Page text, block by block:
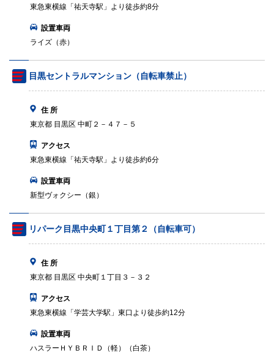
東急東横線「祐天寺駅」より徒歩約8分
設置車両
ライズ（赤）
目黒セントラルマンション（自転車禁止）
住 所
東京都 目黒区 中町２－４７－５
アクセス
東急東横線「祐天寺駅」より徒歩約6分
設置車両
新型ヴォクシー（銀）
リパーク目黒中央町１丁目第２（自転車可）
住 所
東京都 目黒区 中央町１丁目３－３２
アクセス
東急東横線「学芸大学駅」東口より徒歩約12分
設置車両
ハスラーＨＹＢＲＩＤ（軽）（白茶）